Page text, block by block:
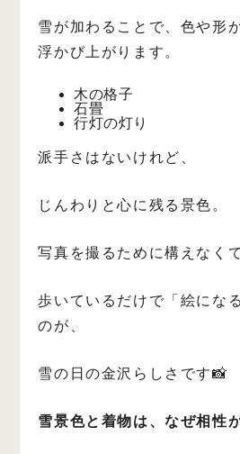
雪が加わることで、色や形
浮かび上がります。
木の格子
石畳
行灯の灯り
派手さはないけれど、
じんわりと心に残る景色。
写真を撮るために構えなく
歩いているだけで「絵にな
のが、
雪の日の金沢らしさです📸
雪景色と着物は、なぜ相性